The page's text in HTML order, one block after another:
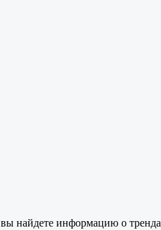
найдете информацию о